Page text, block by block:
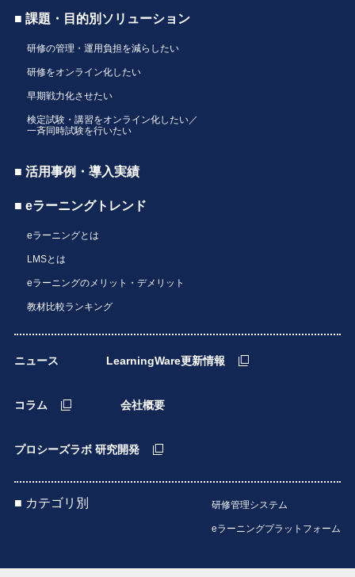
■ 課題・目的別ソリューション
研修の管理・運用負担を減らしたい
研修をオンライン化したい
早期戦力化させたい
検定試験・講習をオンライン化したい／
一斉同時試験を行いたい
■ 活用事例・導入実績
■ eラーニングトレンド
eラーニングとは
LMSとは
eラーニングのメリット・デメリット
教材比較ランキング
ニュース LearningWare更新情報
コラム 会社概要
プロシーズラボ 研究開発
■ カテゴリ別 研修管理システム
eラーニングプラットフォーム